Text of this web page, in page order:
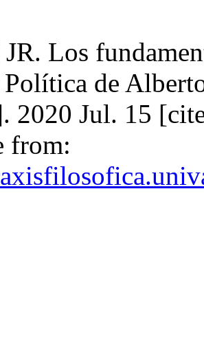
Los
de
2020 Jul. 15
from: